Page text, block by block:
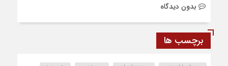
بدون دیدگاه
برچسب ها